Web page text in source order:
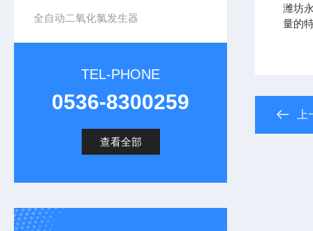
全自动二氧化氯发生器
TEL-PHONE
0536-8300259
查看全部
潍坊
量的